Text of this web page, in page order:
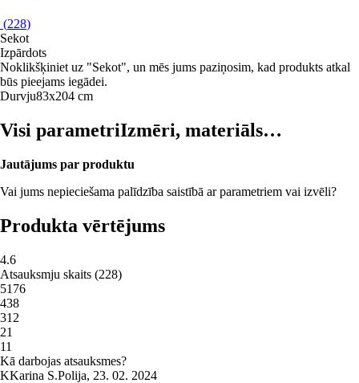
(228)
Sekot
Izpārdots
Noklikšķiniet uz "Sekot", un mēs jums paziņosim, kad produkts atkal
būs pieejams iegādei.
Durvju83x204 cm
Visi parametriIzmēri, materiāls…
Jautājums par produktu
Vai jums nepieciešama palīdzība saistībā ar parametriem vai izvēli?
Produkta vērtējums
4.6
Atsauksmju skaits (228)
5176
438
312
21
11
Kā darbojas atsauksmes?
KKarina S.Polija, 23. 02. 2024